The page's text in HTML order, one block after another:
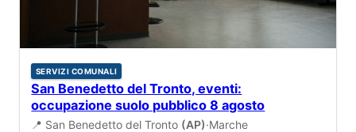
SERVIZI COMUNALI
San Benedetto del Tronto, eventi:
occupazione suolo pubblico 8 agosto
📍 San Benedetto del Tronto (AP)·Marche